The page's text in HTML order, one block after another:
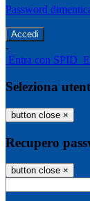
Password
-
Entra con SPID
Seleziona
button close ×
Recupero
button close ×